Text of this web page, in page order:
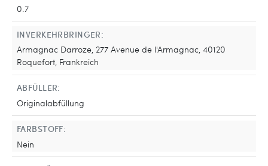
0.7
INVERKEHRBRINGER:
Armagnac Darroze, 277 Avenue de l'Armagnac, 40120
Roquefort, Frankreich
ABFÜLLER:
Originalabfüllung
FARBSTOFF:
Nein